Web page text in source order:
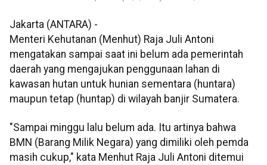
Jakarta (ANTARA) -
Menteri Kehutanan (Menhut) Raja Juli Antoni
mengatakan sampai saat ini belum ada pemerintah
daerah yang mengajukan penggunaan lahan di
kawasan hutan untuk hunian sementara (huntara)
maupun tetap (huntap) di wilayah banjir Sumatera.
"Sampai minggu lalu belum ada. Itu artinya bahwa
BMN (Barang Milik Negara) yang dimiliki oleh pemda
masih cukup," kata Menhut Raja Juli Antoni ditemui